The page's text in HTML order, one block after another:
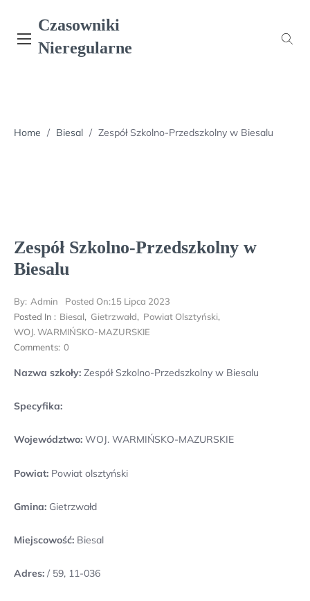
content
Czasowniki
Nieregularne
Home / Biesal / Zespół Szkolno-Przedszkolny w Biesalu
Zespół Szkolno-Przedszkolny w
Biesalu
By: Admin Posted On:15 Lipca 2023
Posted In : Biesal, Gietrzwałd, Powiat Olsztyński,
WOJ. WARMIŃSKO-MAZURSKIE
Comments: 0
Nazwa szkoły: Zespół Szkolno-Przedszkolny w Biesalu
Specyfika:
Województwo: WOJ. WARMIŃSKO-MAZURSKIE
Powiat: Powiat olsztyński
Gmina: Gietrzwałd
Miejscowość: Biesal
Adres: / 59, 11-036